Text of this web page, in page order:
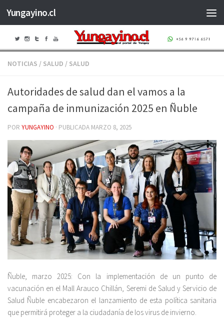
Saltar al contenido
Yungayino.cl
NOTICIAS / SALUD / SALUD
Autoridades de salud dan el vamos a la
campaña de inmunización 2025 en Ñuble
POR YUNGAYINO · PUBLICADA MARZO 8, 2025
Ñuble, marzo 2025: Con la implementación de un punto de
vacunación en el Mall Arauco Chillán, Seremi de Salud y Servicio de
Salud Ñuble encabezaron el lanzamiento de esta política sanitaria
que permitirá proteger a la ciudadanía de los virus de invierno.